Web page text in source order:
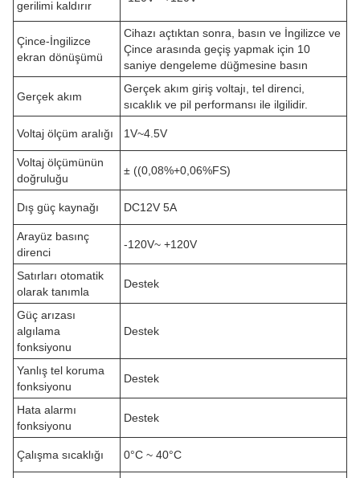
gerilimi kaldırır
Çince-İngilizce
ekran dönüşümü
Cihazı açtıktan sonra, basın ve İngilizce ve
Çince arasında geçiş yapmak için 10
saniye dengeleme düğmesine basın
Gerçek akım
Gerçek akım giriş voltajı, tel direnci,
sıcaklık ve pil performansı ile ilgilidir.
Voltaj ölçüm aralığı 1V~4.5V
Voltaj ölçümünün
doğruluğu
± ((0,08%+0,06%FS)
Dış güç kaynağı DC12V 5A
Arayüz basınç
direnci
-120V~ +120V
Satırları otomatik
olarak tanımla
Destek
Güç arızası
algılama
fonksiyonu
Destek
Yanlış tel koruma
fonksiyonu
Destek
Hata alarmı
fonksiyonu
Destek
Çalışma sıcaklığı 0°C ~ 40°C